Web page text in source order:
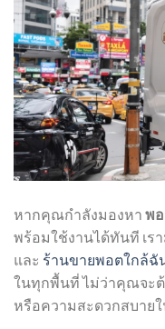
หากคุณกำลังมองหา พ
พร้อมใช้งานได้ทันที เร
และ ร้านขายพอตใกล้ฉั
ในทุกพื้นที่ ไม่ว่าคุณจะ
หรือความสะดวกสบาย